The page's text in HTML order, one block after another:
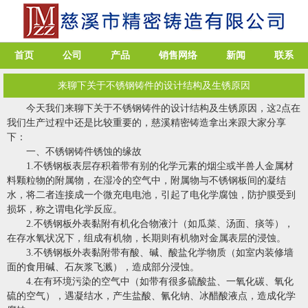
首页 公司 产品 销售网络 新闻 联系
来聊下关于不锈钢铸件的设计结构及生锈原因
今天我们来聊下关于不锈钢铸件的设计结构及生锈原因，这2点在
我们生产过程中还是比较重要的，慈溪精密铸造拿出来跟大家分享
下：
一、不锈钢铸件锈蚀的缘故
1.不锈钢板表层存积着带有别的化学元素的烟尘或半兽人金属材
料颗粒物的附属物，在湿冷的空气中，附属物与不锈钢板间的凝结
水，将二者连接成一个微充电电池，引起了电化学腐蚀，防护膜受到
损坏，称之谓电化学反应。
2.不锈钢板外表黏附有机化合物液汁（如瓜菜、汤面、痰等），
在存水氧状况下，组成有机物，长期则有机物对金属表层的浸蚀。
3.不锈钢板外表黏附带有酸、碱、酸盐化学物质（如室内装修墙
面的食用碱、石灰浆飞溅），造成部分浸蚀。
4.在有环境污染的空气中（如带有很多硫酸盐、一氧化碳、氧化
硫的空气），遇凝结水，产生盐酸、氰化钠、冰醋酸液点，造成化学